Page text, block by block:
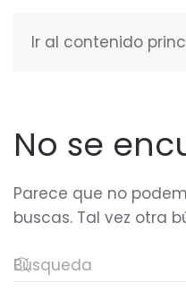
Ir al contenido
No se
Parece que no
buscas. Tal vez otra